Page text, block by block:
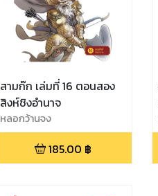
สามก๊ก เล่มที่ 16 ตอนสอง
สิงห์ชิงอำนาจ
หลอกว้านจง
185.00 ฿